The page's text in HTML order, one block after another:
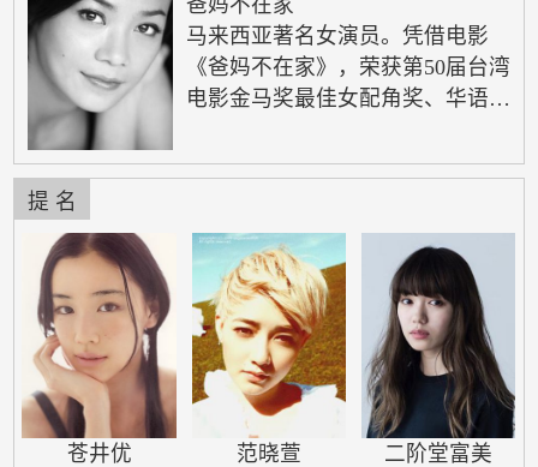
马来西亚著名女演员。凭借电影
《爸妈不在家》，荣获第50届台湾
电影金马奖最佳女配角奖、华语电
影大奖最佳女配角奖、第56届亚太
提 名
苍井优 范晓萱 二阶堂富美